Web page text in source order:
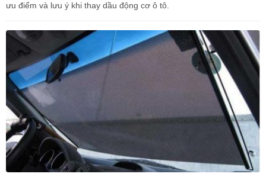
ưu điểm và lưu ý khi thay dầu động cơ ô tô.